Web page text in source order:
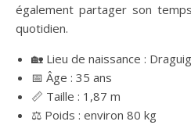
également partager son
quotidien.
🏡 Lieu de naissance :
📅 Âge : 35 ans
📏 Taille : 1,87 m
⚖️ Poids : environ 80 kg